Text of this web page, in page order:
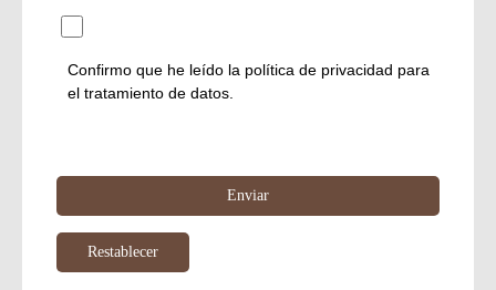
Confirmo que he leído la política de privacidad para
el tratamiento de datos.